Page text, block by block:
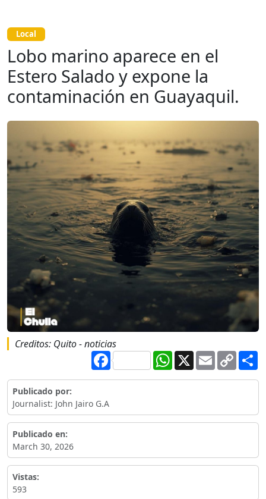
Local
Lobo marino aparece en el
Estero Salado y expone la
contaminación en Guayaquil.
Creditos: Quito - noticias
Facebook
WhatsApp
X EmailCopy
Link
Publicado por:
Journalist: John Jairo G.A
Publicado en:
March 30, 2026
Vistas:
593